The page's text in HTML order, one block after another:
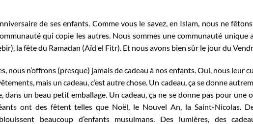
de ses enfants. Comme vous le savez, en Islam, nous ne
qui copie les autres. Nous sommes une communauté unique
la fête du Ramadan (Aïd el Fitr). Et nous avons bien sûr le jour du
nous n’offrons (presque) jamais de cadeau à nos enfants. Oui, nous leur
mais un cadeau, c’est autre chose. Un cadeau, ça se donne
dans un beau petit emballage. Un cadeau, ça ne se donne pas pour une
ont des fêtent telles que Noël, le Nouvel An, la Saint-Nicolas.
beaucoup d’enfants musulmans. Des lumières, des